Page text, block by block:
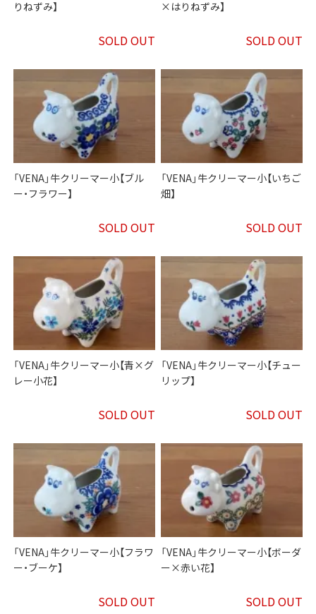
りねずみ】
SOLD OUT
×はりねずみ】
SOLD OUT
「VENA」牛クリーマー小【ブル
ー・フラワー】
SOLD OUT
「VENA」牛クリーマー小【いちご
畑】
SOLD OUT
「VENA」牛クリーマー小【青×グ
レー小花】
SOLD OUT
「VENA」牛クリーマー小【チュー
リップ】
SOLD OUT
「VENA」牛クリーマー小【フラワ
ー・ブーケ】
SOLD OUT
「VENA」牛クリーマー小【ボーダ
ー×赤い花】
SOLD OUT